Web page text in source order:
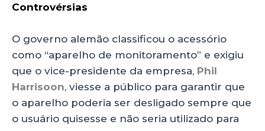
Controvérsias
O governo alemão classificou o acessório
como “aparelho de monitoramento” e exigiu
que o vice-presidente da empresa, Phil
Harrisoon, viesse a público para garantir que
o aparelho poderia ser desligado sempre que
o usuário quisesse e não seria utilizado para